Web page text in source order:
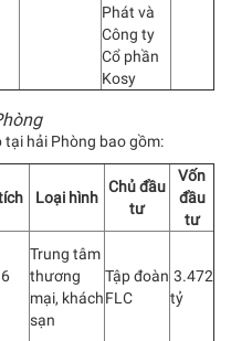
Phát và
Công ty
Cổ phần
Kosy
tại hải Phòng bao gồm:
Loại hình
Chủ đầu
tư
Vốn
đầu
tư
Trung tâm
thương
mại, khách
sạn
Tập đoàn
FLC
3.472
tỷ